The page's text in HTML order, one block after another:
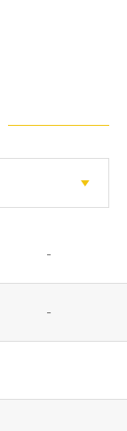
-
-